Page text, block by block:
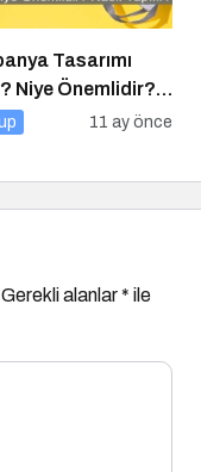
Tasarımı
Niye Önemlidir?
Tasarımı11 ay önce
Gerekli alanlar* ile